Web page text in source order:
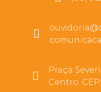
Praça
Centro.